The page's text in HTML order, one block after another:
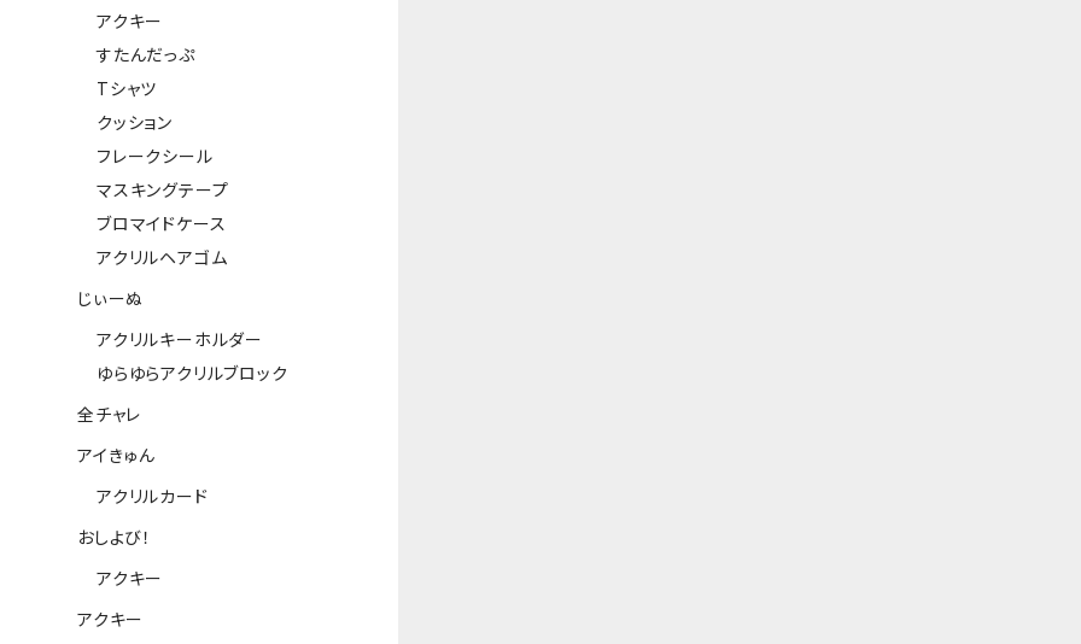
アクキー
すたんだっぷ
Tシャツ
クッション
フレークシール
マスキングテープ
ブロマイドケース
アクリルヘアゴム
じぃーぬ
アクリルキーホルダー
ゆらゆらアクリルブロック
全チャレ
アイきゅん
アクリルカード
おしよび！
アクキー
アクキー